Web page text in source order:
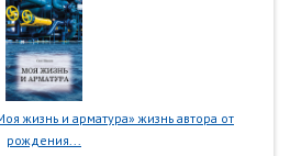
жизнь и арматура» жизнь автора от
рождения...